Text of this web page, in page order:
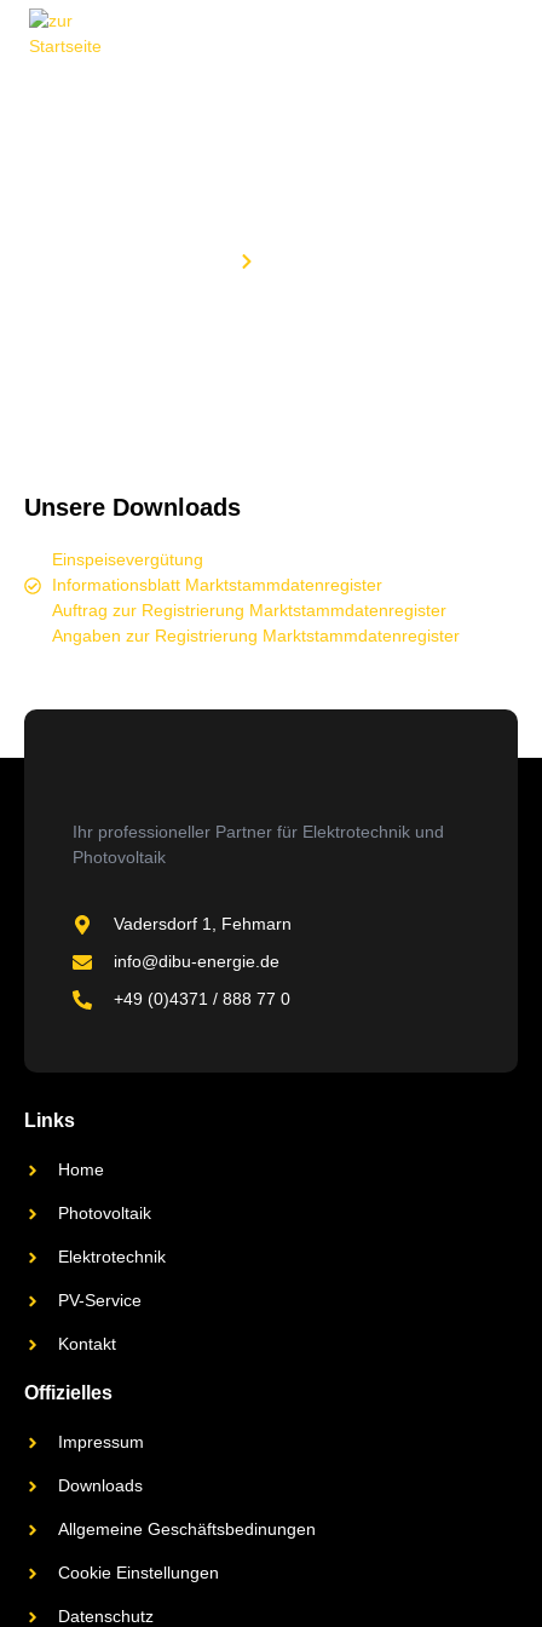
Unsere Downloads
Einspeisevergütung
Informationsblatt Marktstammdatenregister
Auftrag zur Registrierung Marktstammdatenregister
Angaben zur Registrierung Marktstammdatenregister
Ihr professioneller Partner für Elektrotechnik und
Photovoltaik
Vadersdorf 1, Fehmarn
info@dibu-energie.de
+49 (0)4371 / 888 77 0
Links
Home
Photovoltaik
Elektrotechnik
PV-Service
Kontakt
Offizielles
Impressum
Downloads
Allgemeine Geschäftsbedinungen
Cookie Einstellungen
Datenschutz